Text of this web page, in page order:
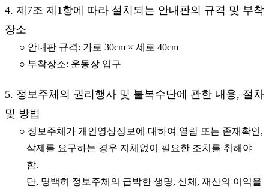
4. 제7조 제1항에 따라 설치되는 안내판의 규격 및 부착
장소
○ 안내판 규격: 가로 30cm × 세로 40cm
○ 부착장소: 운동장 입구
5. 정보주체의 권리행사 및 불복수단에 관한 내용, 절차
및 방법
○ 정보주체가 개인영상정보에 대하여 열람 또는 존재확인,
삭제를 요구하는 경우 지체없이 필요한 조치를 취해야
함.
단, 명백히 정보주체의 급박한 생명, 신체, 재산의 이익을